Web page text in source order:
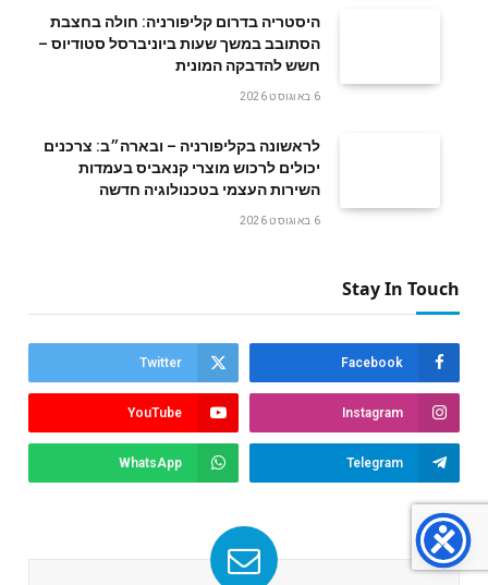
היסטריה בדרום קליפורניה: חולה בחצבת
הסתובב במשך שעות ביוניברסל סטודיוס –
חשש להדבקה המונית
6 באוגוסט 2026
לראשונה בקליפורניה – ובארה״ב: צרכנים
יכולים לרכוש מוצרי קנאביס בעמדות
השירות העצמי בטכנולוגיה חדשה
6 באוגוסט 2026
Stay In Touch
Facebook
Twitter
Instagram
YouTube
Telegram
WhatsApp